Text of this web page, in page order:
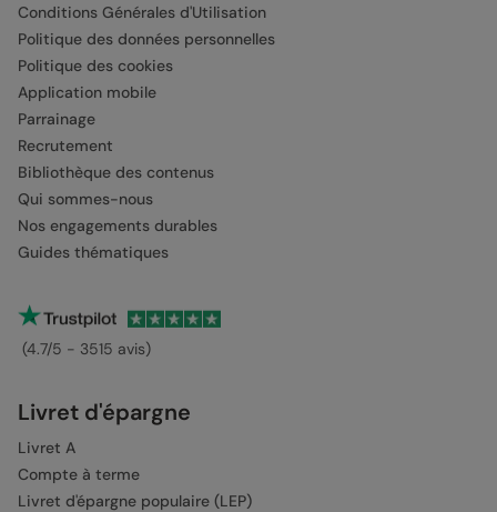
Conditions Générales d'Utilisation
Politique des données personnelles
Politique des cookies
Application mobile
Parrainage
Recrutement
Bibliothèque des contenus
Qui sommes-nous
Nos engagements durables
Guides thématiques
(4.7/5 - 3515 avis)
Livret d'épargne
Livret A
Compte à terme
Livret d'épargne populaire (LEP)